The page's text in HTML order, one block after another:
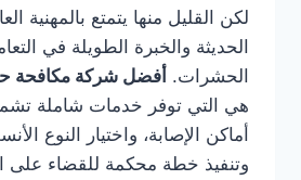
لكن القليل منها يتمتع بالمهنية
الحديثة والخبرة الطويلة في
الحشرات. أفضل شركة مكافحة
هي التي توفر خدمات شاملة
أماكن الإصابة، واختيار النوع
وتنفيذ خطة محكمة للقضاء